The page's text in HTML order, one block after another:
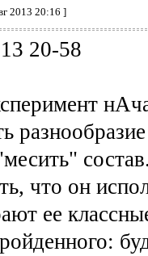
2013 20:16 ]
20-58
что он
ее